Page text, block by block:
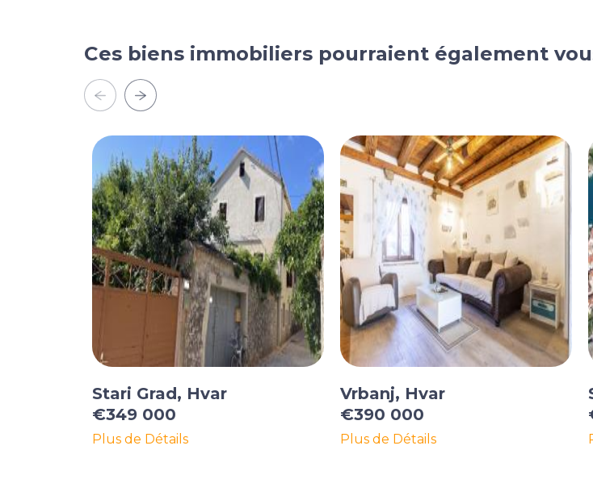
Ces biens immobiliers pourraient également
Stari Grad, Hvar
€349 000
Plus de Détails
Vrbanj, Hvar
€390 000
Plus de Détails